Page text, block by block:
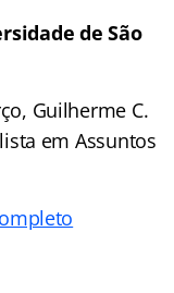
de São
Guilherme C.
em Assuntos